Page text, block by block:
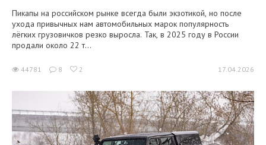
Пикапы на российском рынке всегда были экзотикой, но после
ухода привычных нам автомобильных марок популярность
лёгких грузовичков резко выросла. Так, в 2025 году в России
продали около 22 т...
44781 8 2 17.04.2026